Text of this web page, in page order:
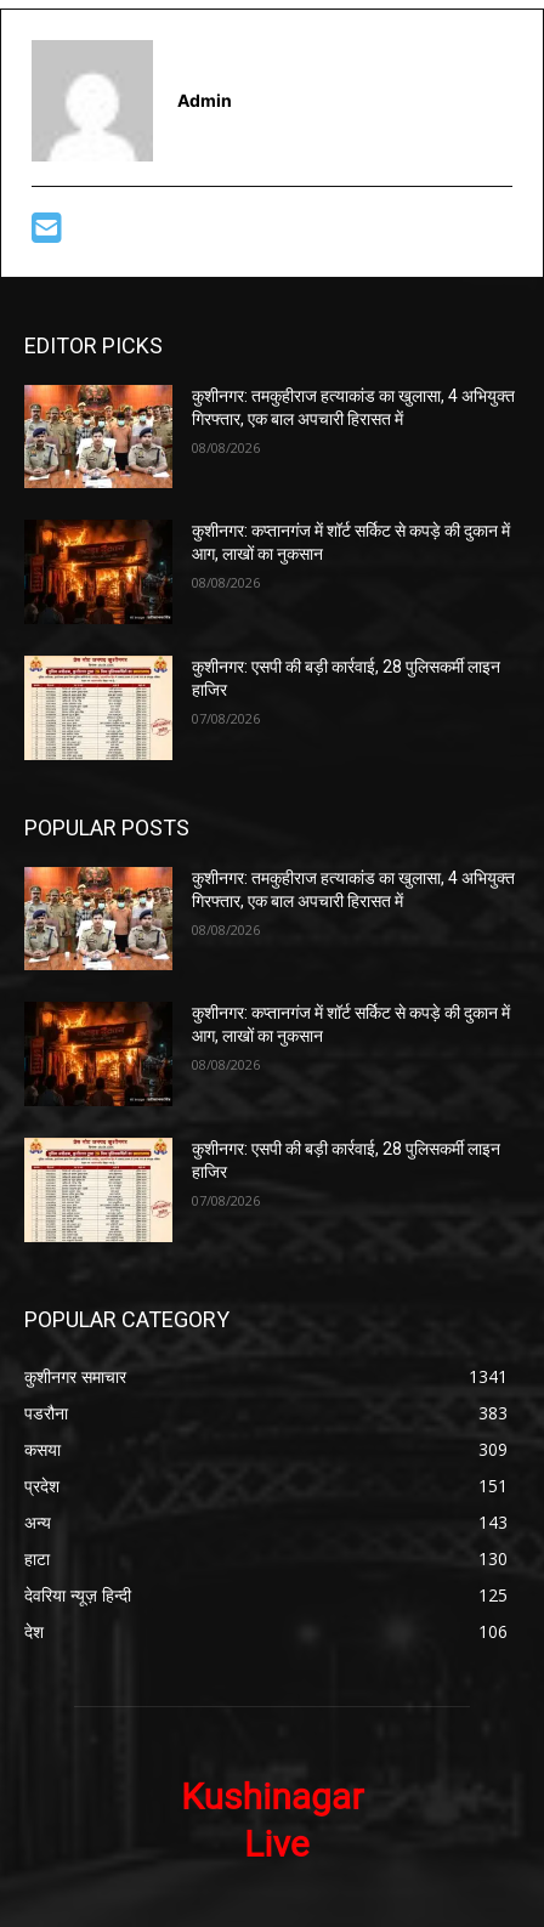
Admin
EDITOR PICKS
कुशीनगर: तमकुहीराज हत्याकांड का खुलासा, 4 अभियुक्त
गिरफ्तार, एक बाल अपचारी हिरासत में
08/08/2026
कुशीनगर: कप्तानगंज में शॉर्ट सर्किट से कपड़े की दुकान में
आग, लाखों का नुकसान
08/08/2026
कुशीनगर: एसपी की बड़ी कार्रवाई, 28 पुलिसकर्मी लाइन
हाजिर
07/08/2026
POPULAR POSTS
कुशीनगर: तमकुहीराज हत्याकांड का खुलासा, 4 अभियुक्त
गिरफ्तार, एक बाल अपचारी हिरासत में
08/08/2026
कुशीनगर: कप्तानगंज में शॉर्ट सर्किट से कपड़े की दुकान में
आग, लाखों का नुकसान
08/08/2026
कुशीनगर: एसपी की बड़ी कार्रवाई, 28 पुलिसकर्मी लाइन
हाजिर
07/08/2026
POPULAR CATEGORY
कुशीनगर समाचार
1341
पडरौना
383
कसया
309
प्रदेश
151
अन्य
143
हाटा
130
देवरिया न्यूज़ हिन्दी
125
देश
106